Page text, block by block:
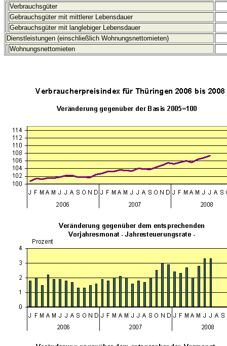
Verbrauchsgüter
Gebrauchsgüter mit mittlerer Lebensdauer
Gebrauchsgüter mit langlebiger Lebensdauer
Dienstleistungen (einschließlich Wohnungsnettomieten)
Wohnungsnettomieten